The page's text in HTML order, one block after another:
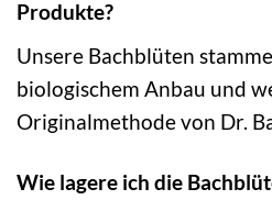
Produkte?
Unsere Bachblüten
biologischem Anbau und
Originalmethode von Dr.
Wie lagere ich die